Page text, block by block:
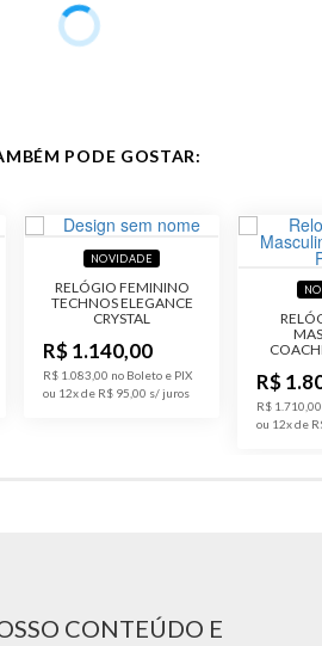
Analógico
12 mm
44 mm
Rosqueado
PODE GOSTAR:
NOVIDADE
RELÓGIO FEMININO
TECHNOS ELEGANCE
CRYSTAL
R$ 1.140,00
R$ 1.083,00 no Boleto e PIX
ou 12x de R$ 95,00
R$
R$
ou 12x de
CONTEÚDO E